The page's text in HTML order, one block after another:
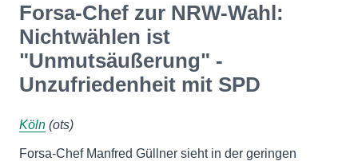
Forsa-Chef zur NRW-Wahl:
Nichtwählen ist
"Unmutsäußerung" -
Unzufriedenheit mit SPD
Köln (ots)
Forsa-Chef Manfred Güllner sieht in der geringen